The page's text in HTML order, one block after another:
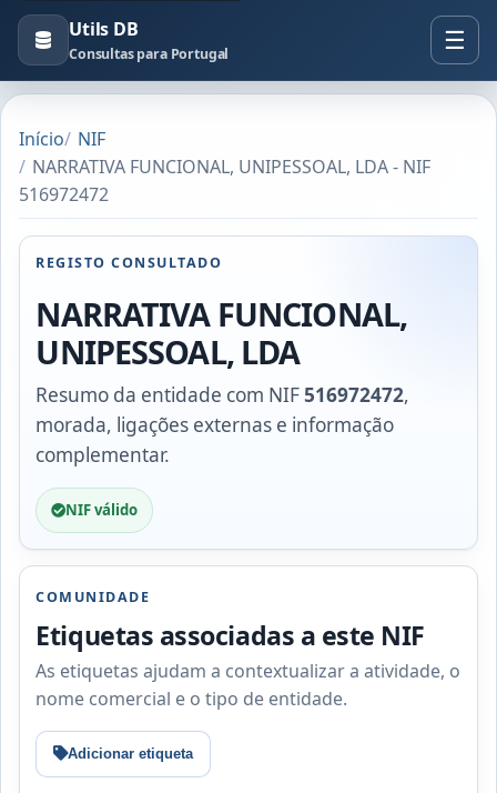
Utils DB
Consultas para Portugal
Início
NIF
NARRATIVA FUNCIONAL, UNIPESSOAL, LDA - NIF
516972472
REGISTO CONSULTADO
NARRATIVA FUNCIONAL,
UNIPESSOAL, LDA
Resumo da entidade com NIF516972472,
morada, ligações externas e informação
complementar.
NIF válido
COMUNIDADE
Etiquetas associadas a este NIF
As etiquetas ajudam a contextualizar a atividade, o
nome comercial e o tipo de entidade.
Adicionar etiqueta